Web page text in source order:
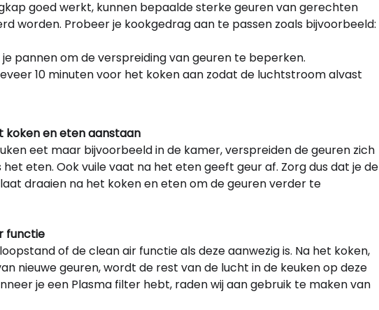
goed werkt, kunnen bepaalde sterke geuren van gerechten
worden. Probeer je kookgedrag aan te passen zoals bijvoorbeeld:
pannen om de verspreiding van geuren te beperken.
10 minuten voor het koken aan zodat de luchtstroom alvast
koken en eten aanstaan
eet maar bijvoorbeeld in de kamer, verspreiden de geuren zich
het eten. Ook vuile vaat na het eten geeft geur af. Zorg dus dat je de
draaien na het koken en eten om de geuren verder te
functie
of de clean air functie als deze aanwezig is. Na het koken,
nieuwe geuren, wordt de rest van de lucht in de keuken op deze
je een Plasma filter hebt, raden wij aan gebruik te maken van